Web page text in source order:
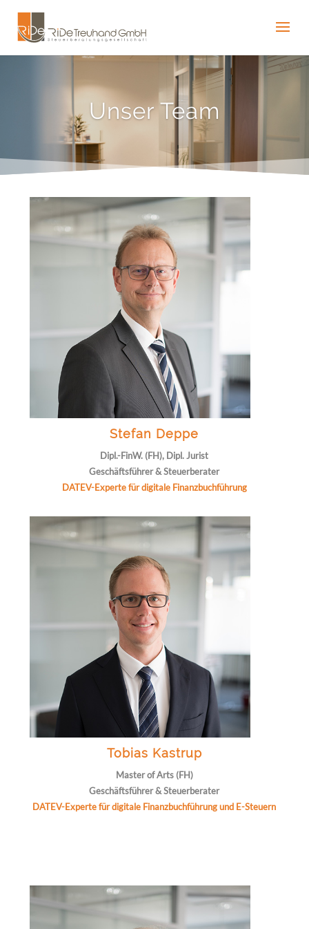
Unser Team
Stefan Deppe
Dipl.-FinW. (FH), Dipl. Jurist
Geschäftsführer & Steuerberater
DATEV-Experte für digitale Finanzbuchführung
Tobias Kastrup
Master of Arts (FH)
Geschäftsführer & Steuerberater
DATEV-Experte für digitale Finanzbuchführung und E-Steuern